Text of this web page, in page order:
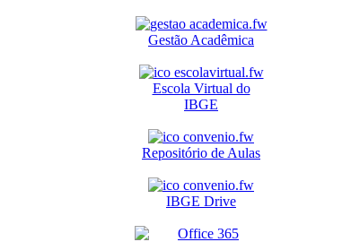
Gestão Acadêmica
Escola Virtual do
IBGE
Repositório de Aulas
IBGE Drive